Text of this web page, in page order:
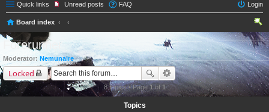
Quick links Unread posts FAQ Login
Board index
ear
ch
Forerunner
Moderator: Nemunaire
Locked
8 topics • Page1 of 1
Topics